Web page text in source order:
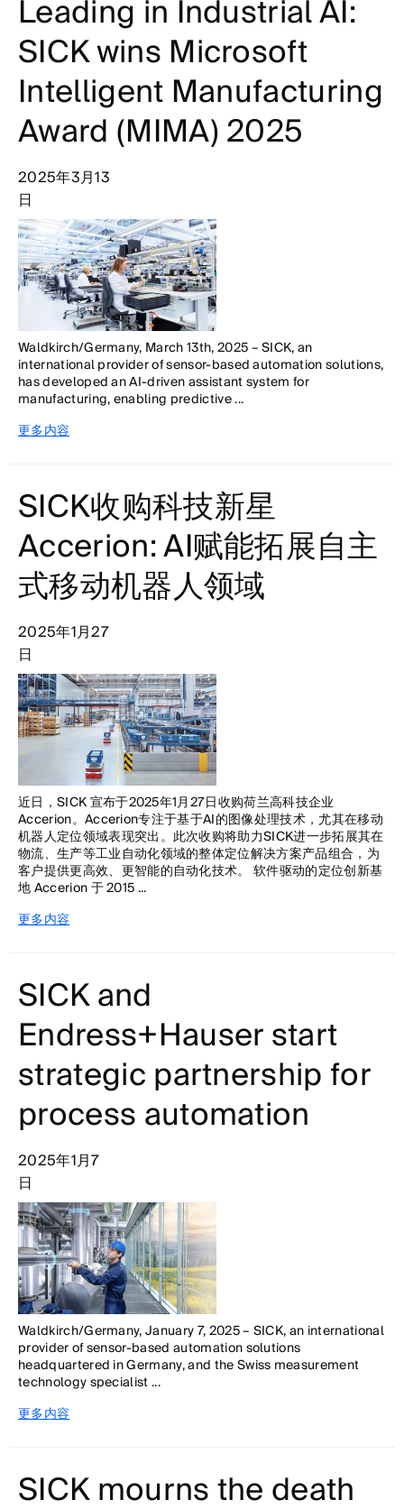
Leading in Industrial AI:
SICK wins Microsoft
Intelligent Manufacturing
Award (MIMA) 2025
2025年3月13
日
Waldkirch/Germany, March 13th, 2025 – SICK, an
international provider of sensor-based automation solutions,
has developed an AI-driven assistant system for
manufacturing, enabling predictive ...
更多内容
SICK收购科技新星
Accerion: AI赋能拓展自主
式移动机器人领域
2025年1月27
日
近日，SICK 宣布于2025年1月27日收购荷兰高科技企业
Accerion。Accerion专注于基于AI的图像处理技术，尤其在移动
机器人定位领域表现突出。此次收购将助力SICK进一步拓展其在
物流、生产等工业自动化领域的整体定位解决方案产品组合，为
客户提供更高效、更智能的自动化技术。 软件驱动的定位创新基
地 Accerion 于 2015 ...
更多内容
SICK and
Endress+Hauser start
strategic partnership for
process automation
2025年1月7
日
Waldkirch/Germany, January 7, 2025 – SICK, an international
provider of sensor-based automation solutions
headquartered in Germany, and the Swiss measurement
technology specialist ...
更多内容
SICK mourns the death